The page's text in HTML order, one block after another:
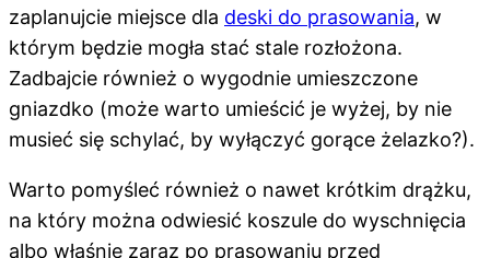
zaplanujcie miejsce dla deski do prasowania, w
którym będzie mogła stać stale rozłożona.
Zadbajcie również o wygodnie umieszczone
gniazdko (może warto umieścić je wyżej, by nie
musieć się schylać, by wyłączyć gorące żelazko?).
Warto pomyśleć również o nawet krótkim drążku,
na który można odwiesić koszule do wyschnięcia
albo właśnie zaraz po prasowaniu przed